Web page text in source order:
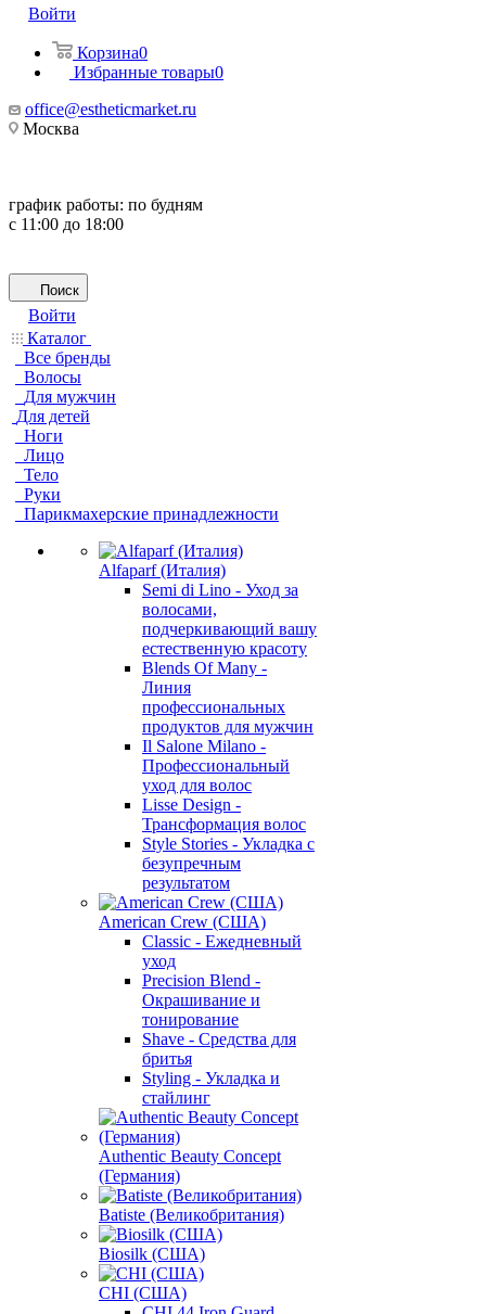
Войти
Корзина0
Избранные товары0
office@estheticmarket.ru
Москва
график работы: по будням
с 11:00 до 18:00
Поиск
Войти
Каталог
Все бренды
Волосы
Для мужчин
Для детей
Ноги
Лицо
Тело
Руки
Парикмахерские принадлежности
Alfaparf (Италия)
Semi di Lino - Уход за
волосами,
подчеркивающий вашу
естественную красоту
Blends Of Many -
Линия
профессиональных
продуктов для мужчин
Il Salone Milano -
Профессиональный
уход для волос
Lisse Design -
Трансформация волос
Style Stories - Укладка с
безупречным
результатом
American Crew (США)
Classic - Ежедневный
уход
Precision Blend -
Окрашивание и
тонирование
Shave - Средства для
бритья
Styling - Укладка и
стайлинг
Authentic Beauty Concept
(Германия)
Batiste (Великобритания)
Biosilk (США)
CHI (США)